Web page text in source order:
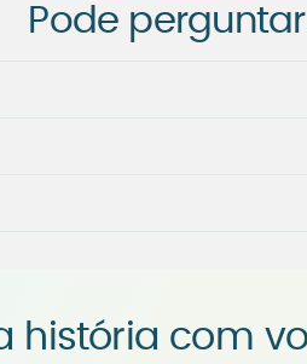
Pode
história com